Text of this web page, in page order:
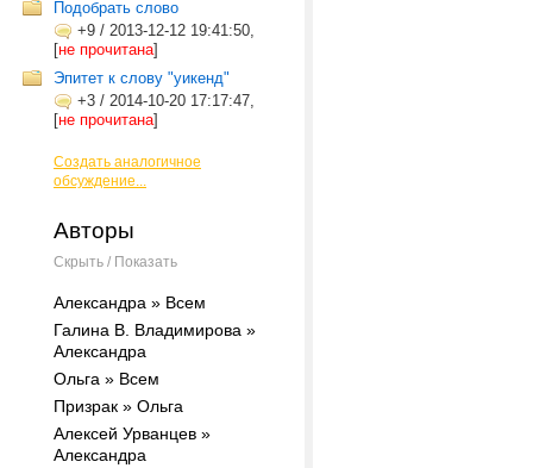
Подобрать слово
+9 / 2013-12-12 19:41:50,
[не прочитана]
Эпитет к слову "уикенд"
+3 / 2014-10-20 17:17:47,
[не прочитана]
Создать аналогичное
обсуждение...
Авторы
Скрыть / Показать
Александра » Всем
Галина В. Владимирова »
Александра
Ольга » Всем
Призрак » Ольга
Алексей Урванцев »
Александра